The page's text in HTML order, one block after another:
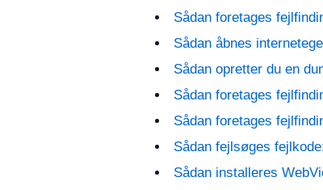
Sådan foretages
Sådan åbnes
Sådan opretter du en
Sådan foretages
Sådan foretages
Sådan fejlsøges
Sådan installeres